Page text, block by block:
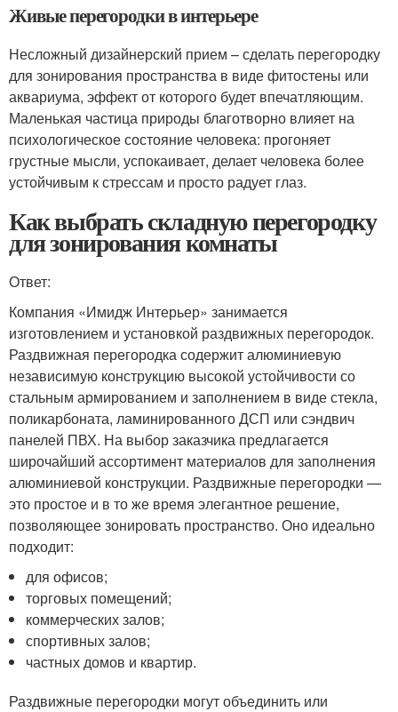
Живые перегородки в интерьере
Несложный дизайнерский прием – сделать перегородку
для зонирования пространства в виде фитостены или
аквариума, эффект от которого будет впечатляющим.
Маленькая частица природы благотворно влияет на
психологическое состояние человека: прогоняет
грустные мысли, успокаивает, делает человека более
устойчивым к стрессам и просто радует глаз.
Как выбрать складную перегородку
для зонирования комнаты
Ответ:
Компания «Имидж Интерьер» занимается
изготовлением и установкой раздвижных перегородок.
Раздвижная перегородка содержит алюминиевую
независимую конструкцию высокой устойчивости со
стальным армированием и заполнением в виде стекла,
поликарбоната, ламинированного ДСП или сэндвич
панелей ПВХ. На выбор заказчика предлагается
широчайший ассортимент материалов для заполнения
алюминиевой конструкции. Раздвижные перегородки —
это простое и в то же время элегантное решение,
позволяющее зонировать пространство. Оно идеально
подходит:
для офисов;
торговых помещений;
коммерческих залов;
спортивных залов;
частных домов и квартир.
Раздвижные перегородки могут объединить или